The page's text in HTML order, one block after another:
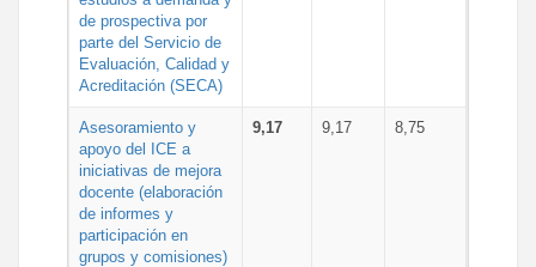
de prospectiva por
parte del Servicio de
Evaluación, Calidad y
Acreditación (SECA)
Asesoramiento y
apoyo del ICE a
iniciativas de mejora
docente (elaboración
de informes y
participación en
grupos y comisiones)
9,17 9,17 8,75